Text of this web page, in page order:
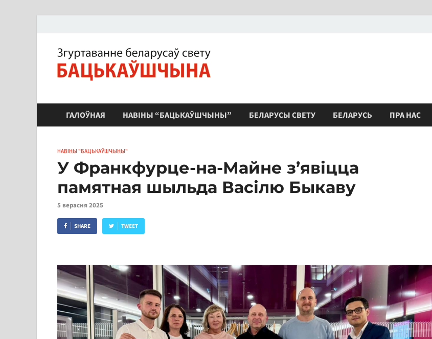
ЗБС "Бацькаўшчына"
ГАЛОЎНАЯ НАВІНЫ “БАЦЬКАЎШЧЫНЫ” БЕЛАРУСЫ СВЕТУ БЕЛАРУСЬ ПРА НАС
НАВІНЫ "БАЦЬКАЎШЧЫНЫ"
У Франкфурце-на-Майне з’явіцца
памятная шыльда Васілю Быкаву
5 верасня 2025
SHARE TWEET